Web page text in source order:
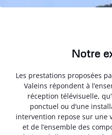
Notre
Les prestations proposées
Valeins répondent à
réception télévisuelle,
ponctuel ou d’une
intervention repose sur une
et de l’ensemble des